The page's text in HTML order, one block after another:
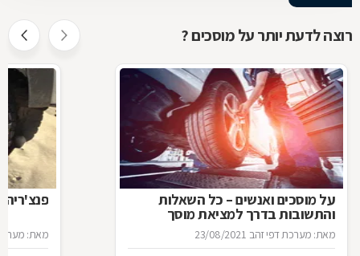
רוצה לדעת יותר על מוסכים ?
על מוסכים ואנשים – כל השאלות
והתשובות בדרך למציאת מוסך
מאת: מערכת דפי זהב 23/08/2021 מאת: